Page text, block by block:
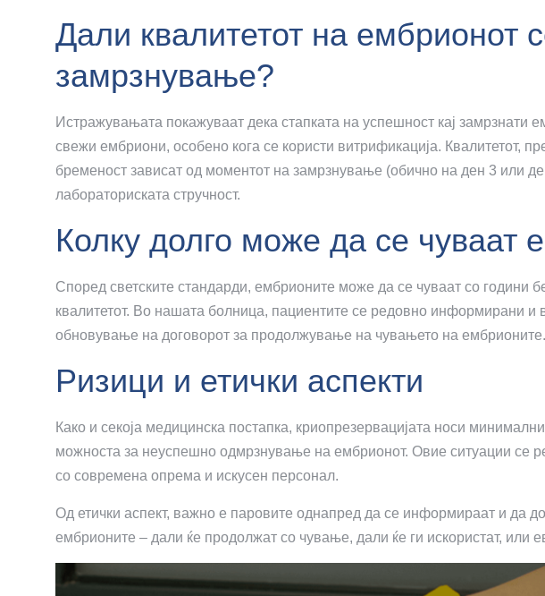
Дали квалитетот на ембрионот
замрзнување?
Истражувањата покажуваат дека стапката на успешност кај замрзнати
свежи ембриони, особено кога се користи витрификација. Квалитетот,
бременост зависат од моментот на замрзнување (обично на ден 3 или
лабораториската стручност.
Колку долго може да се чуваат
Според светските стандарди, ембрионите може да се чуваат со години
квалитетот. Во нашата болница, пациентите се редовно информирани и
обновување на договорот за продолжување на чувањето на ембрионите.
Ризици и етички аспекти
Како и секоја медицинска постапка, криопрезервацијата носи
можноста за неуспешно одмрзнување на ембрионот. Овие ситуации се
со современа опрема и искусен персонал.
Од етички аспект, важно е паровите однапред да се информираат и да
ембрионите – дали ќе продолжат со чување, дали ќе ги искористат, или